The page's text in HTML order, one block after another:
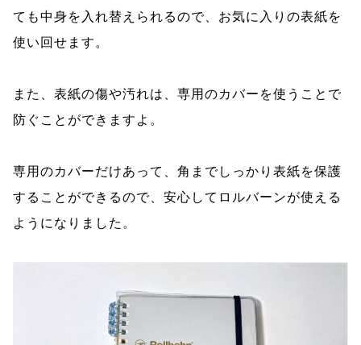
ても中身を入れ替えられるので、お気に入りの表紙を
使い回せます。
また、表紙の傷や汚れは、専用のカバーを使うことで
防ぐことができますよ。
専用のカバーだけあって、角までしっかり表紙を保護
することができるので、安心してロルバーンが使える
ようになりました。